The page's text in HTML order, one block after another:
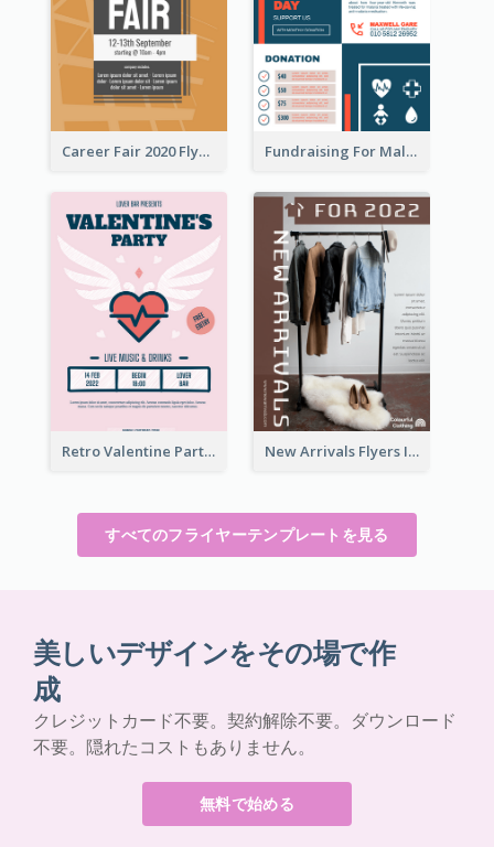
Career Fair 2020 Flyer Fundraising For Malaria Flyer Design
Retro Valentine Party Pink Flyers Design Templates New Arrivals Flyers In In Brown Colour Tone
すべてのフライヤーテンプレートを見る
美しいデザインをその場で作
成
クレジットカード不要。契約解除不要。ダウンロード
不要。隠れたコストもありません。
無料で始める